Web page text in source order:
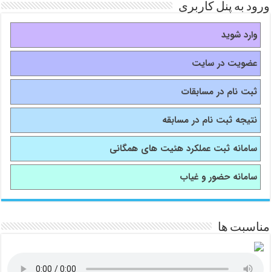
ورود به پنل کاربری
وارد شوید
عضویت در سایت
ثبت نام در مسابقات
نتیجه ثبت نام در مسابقه
سامانه ثبت عملکرد هئیت های همگانی
سامانه حضور و غیاب
مناسبت ها